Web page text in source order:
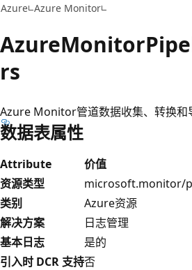
Azure Azure Monitor
rs
Azure Monitor管道数据收集、转换和
数据表属性
Attribute
价值
资源类型
microsoft.monitor/
类别
Azure资源
解决方案
日志管理
基本日志
是的
引入时 DCR 支持否